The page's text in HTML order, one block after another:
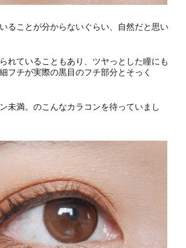
ることが分からないぐらい、自然だと思い
れていることもあり、ツヤっとした瞳にも
フチが実際の黒目のフチ部分とそっく
未満。のこんなカラコンを待っていまし